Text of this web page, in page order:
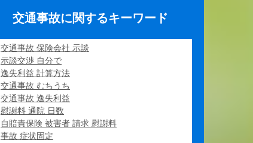
交通事故に関するキーワード
交通事故 保険会社 示談
示談交渉 自分で
逸失利益 計算方法
交通事故 むちうち
交通事故 逸失利益
慰謝料 通院 日数
自賠責保険 被害者 請求 慰謝料
事故 症状固定